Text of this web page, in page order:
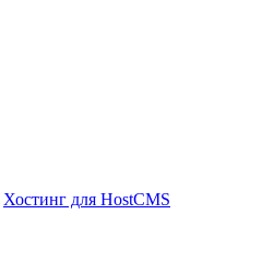
Хостинг для HostCMS